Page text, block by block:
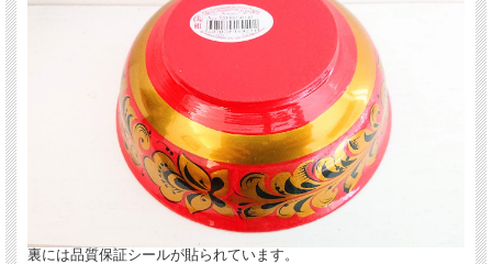
裏には品質保証シールが貼られています。